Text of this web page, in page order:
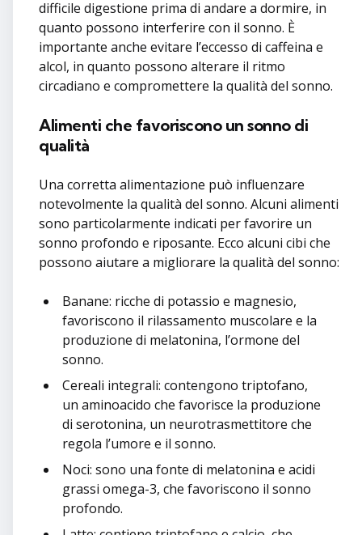
difficile digestione prima di andare a dormire, in
quanto possono interferire con il sonno. È
importante anche evitare l’eccesso di caffeina e
alcol, in quanto possono alterare il ritmo
circadiano e compromettere la qualità del sonno.
Alimenti che favoriscono un sonno di
qualità
Una corretta alimentazione può influenzare
notevolmente la qualità del sonno. Alcuni alimenti
sono particolarmente indicati per favorire un
sonno profondo e riposante. Ecco alcuni cibi che
possono aiutare a migliorare la qualità del sonno:
Banane: ricche di potassio e magnesio,
favoriscono il rilassamento muscolare e la
produzione di melatonina, l’ormone del
sonno.
Cereali integrali: contengono triptofano,
un aminoacido che favorisce la produzione
di serotonina, un neurotrasmettitore che
regola l’umore e il sonno.
Noci: sono una fonte di melatonina e acidi
grassi omega-3, che favoriscono il sonno
profondo.